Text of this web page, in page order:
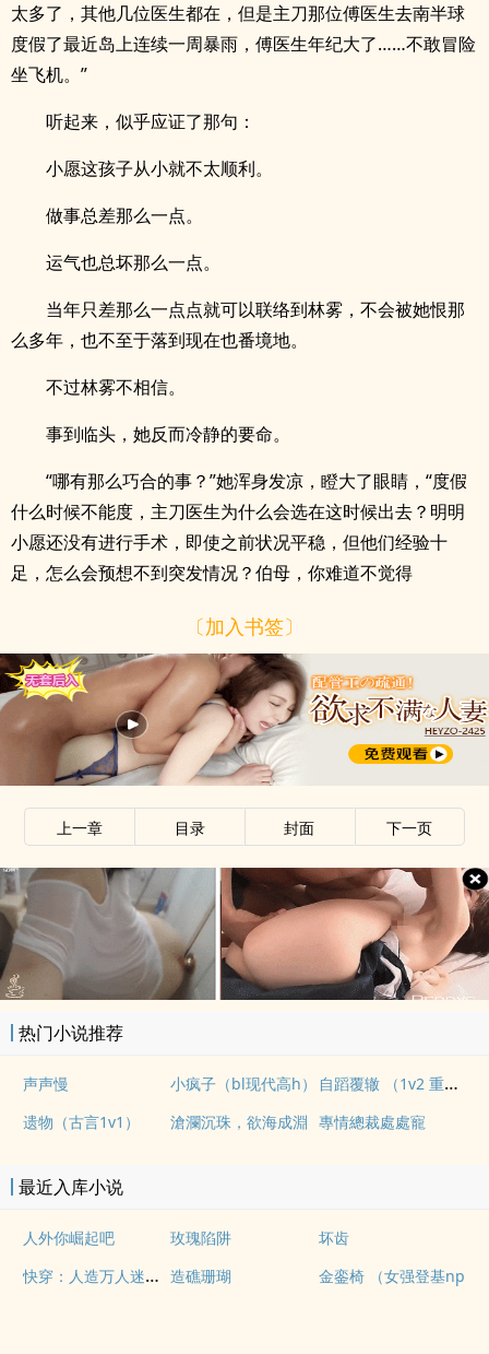
太多了，其他几位医生都在，但是主刀那位傅医生去南半球
度假了最近岛上连续一周暴雨，傅医生年纪大了……不敢冒险
坐飞机。”
听起来，似乎应证了那句：
小愿这孩子从小就不太顺利。
做事总差那么一点。
运气也总坏那么一点。
当年只差那么一点点就可以联络到林雾，不会被她恨那
么多年，也不至于落到现在也番境地。
不过林雾不相信。
事到临头，她反而冷静的要命。
“哪有那么巧合的事？”她浑身发凉，瞪大了眼睛，“度假
什么时候不能度，主刀医生为什么会选在这时候出去？明明
小愿还没有进行手术，即使之前状况平稳，但他们经验十
足，怎么会预想不到突发情况？伯母，你难道不觉得
〔加入书签〕
上一章 目录 封面 下一页
热门小说推荐
声声慢 小疯子（bl现代高h） 自蹈覆辙 （1v2 重生）
遗物（古言1v1） 滄瀾沉珠，欲海成淵 專情總裁處處寵
最近入库小说
人外你崛起吧 玫瑰陷阱 坏齿
快穿：人造万人迷NPH 造礁珊瑚 金銮椅 （女强登基np